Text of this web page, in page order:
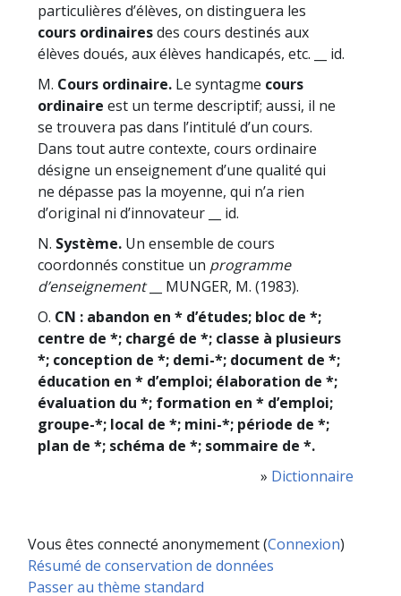
particulières d’élèves, on distinguera les
cours ordinairesdes cours destinés aux
élèves doués, aux élèves handicapés, etc. __ id.
M. Cours ordinaire. Le syntagme cours
ordinaire est un terme descriptif; aussi, il ne
se trouvera pas dans l’intitulé d’un cours.
Dans tout autre contexte, cours ordinaire
désigne un enseignement d’une qualité qui
ne dépasse pas la moyenne, qui n’a rien
d’original ni d’innovateur __ id.
N. Système. Un ensemble de cours
coordonnés constitue un programme
d’enseignement__ MUNGER, M. (1983).
O. CN : abandon en * d’études; bloc de *;
centre de *; chargé de *; classe à plusieurs
*; conception de *; demi-*; document de *;
éducation en * d’emploi; élaboration de *;
évaluation du *; formation en * d’emploi;
groupe-*; local de *; mini-*; période de *;
plan de *; schéma de *; sommaire de *.
» Dictionnaire
Vous êtes connecté anonymement (Connexion)
Résumé de conservation de données
Passer au thème standard